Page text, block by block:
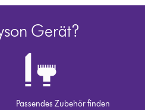
Gerät?
Passendes Zubehör finden